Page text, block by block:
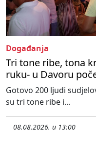
Događanja
Tri tone ribe, tona
ruku- u Davoru
Gotovo 200 ljudi
su tri tone ribe i...
08.08.2026. u 13:00